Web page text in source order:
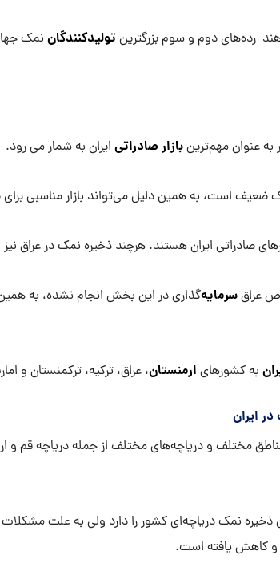
رده‌های دوم و سوم بزرگترینتولیدکنندگان نمک
‌عنوان مهم‌ترینبازار صادراتی ایران به شمار می رود.
ضعیف است، به همین دلیل می‌تواند بازار مناسبی
صادراتی ایران هستند. هرچند ذخیره نمک در عراق
عراقسرمایه‌گذاری در این بخش انجام نشده، به همین
به کشورهای ارمنستان، عراق، ترکیه، ترکمنستان و
ایران
مختلف و دریاچه‌های مختلف از جمله دریاچه قم و
ذخیره نمک دریاچه‌ای کشور را دارد ولی به‌ علت
کاهش یافته است.